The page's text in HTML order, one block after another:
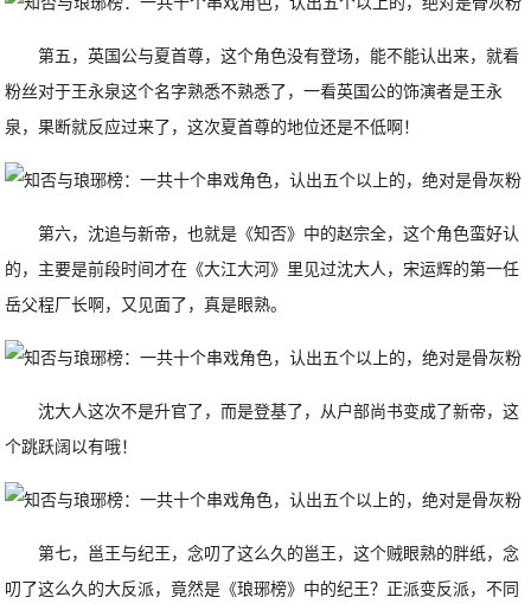
第五，英国公与夏首尊，这个角色没有登场，能不能认出来，就看
粉丝对于王永泉这个名字熟悉不熟悉了，一看英国公的饰演者是王永
泉，果断就反应过来了，这次夏首尊的地位还是不低啊！
第六，沈追与新帝，也就是《知否》中的赵宗全，这个角色蛮好认
的，主要是前段时间才在《大江大河》里见过沈大人，宋运辉的第一任
岳父程厂长啊，又见面了，真是眼熟。
沈大人这次不是升官了，而是登基了，从户部尚书变成了新帝，这
个跳跃阔以有哦！
第七，邕王与纪王，念叨了这么久的邕王，这个贼眼熟的胖纸，念
叨了这么久的大反派，竟然是《琅琊榜》中的纪王？正派变反派，不同